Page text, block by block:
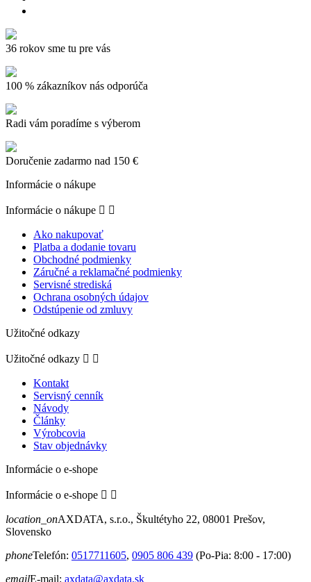
36 rokov sme tu pre vás
100 % zákazníkov nás odporúča
Radi vám poradíme s výberom
Doručenie zadarmo nad 150 €
Informácie o nákupe
Informácie o nákupe  
Ako nakupovať
Platba a dodanie tovaru
Obchodné podmienky
Záručné a reklamačné podmienky
Servisné strediská
Ochrana osobných údajov
Odstúpenie od zmluvy
Užitočné odkazy
Užitočné odkazy  
Kontakt
Servisný cenník
Návody
Články
Výrobcovia
Stav objednávky
Informácie o e-shope
Informácie o e-shope  
location_onAXDATA, s.r.o., Škultétyho 22, 08001 Prešov,
Slovensko
phoneTelefón: 0517711605, 0905 806 439 (Po-Pia: 8:00 - 17:00)
emailE-mail: axdata@axdata.sk